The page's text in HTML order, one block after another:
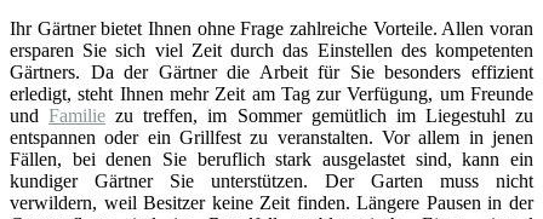
Ihr Gärtner bietet Ihnen ohne Frage zahlreiche Vorteile. Allen voran
ersparen Sie sich viel Zeit durch das Einstellen des kompetenten
Gärtners. Da der Gärtner die Arbeit für Sie besonders effizient
erledigt, steht Ihnen mehr Zeit am Tag zur Verfügung, um Freunde
undFamilie zu treffen, im Sommer gemütlich im Liegestuhl zu
entspannen oder ein Grillfest zu veranstalten. Vor allem in jenen
Fällen, bei denen Sie beruflich stark ausgelastet sind, kann ein
kundiger Gärtner Sie unterstützen. Der Garten muss nicht
verwildern, weil Besitzer keine Zeit finden. Längere Pausen in der